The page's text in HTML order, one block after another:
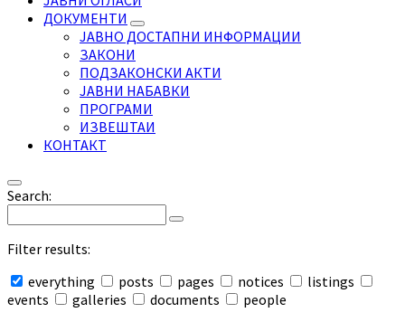
ДОКУМЕНТИ
ЈАВНО ДОСТАПНИ ИНФОРМАЦИИ
ЗАКОНИ
ПОДЗАКОНСКИ АКТИ
ЈАВНИ НАБАВКИ
ПРОГРАМИ
ИЗВЕШТАИ
КОНТАКТ
Search:
Filter results:
everything
posts pages notices
listings
events
galleries documents people